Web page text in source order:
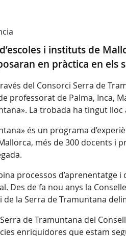
i instituts de
en pràctica en els
del Consorci Serra de
professorat de Palma, Inca,
La trobada ha tingut
és un programa
més de 300 docents i
processos
Des de fa nou anys la
la Serra de Tramuntana
de Tramuntana del
enriquidores que estam